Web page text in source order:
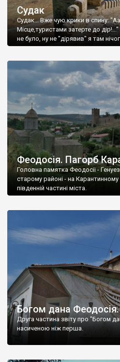
Судак
Судак... Вже чую крики в спину:
Місце,туристами затерте до
не було, ну не "дірявив" я там
Феодосія. Пагорб
Головна памятка Феодосії -
старому районі - на Карантинному
південній частині міста.
Богом дана
Друга частина звіту про "Богом
насиченою ніж перша.